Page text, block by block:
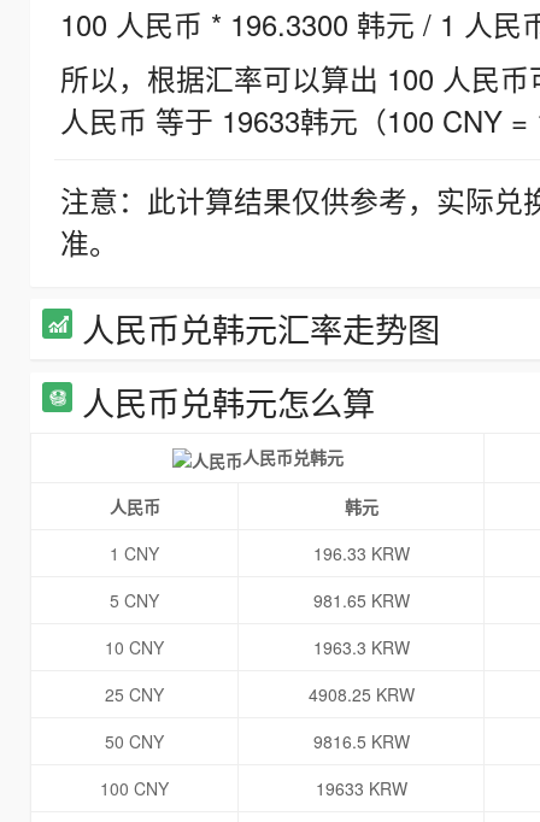
100 人民币 * 196.3300 韩元 / 1 人民
所以，根据汇率可以算出 100 人民
人民币 等于 19633韩元（100 CNY =
注意：此计算结果仅供参考，实际
准。
人民币兑韩元汇率走势图
人民币兑韩元怎么算
人民币兑韩元
人民币
韩元
1 CNY
196.33 KRW
5 CNY
981.65 KRW
10 CNY
1963.3 KRW
25 CNY
4908.25 KRW
50 CNY
9816.5 KRW
100 CNY
19633 KRW